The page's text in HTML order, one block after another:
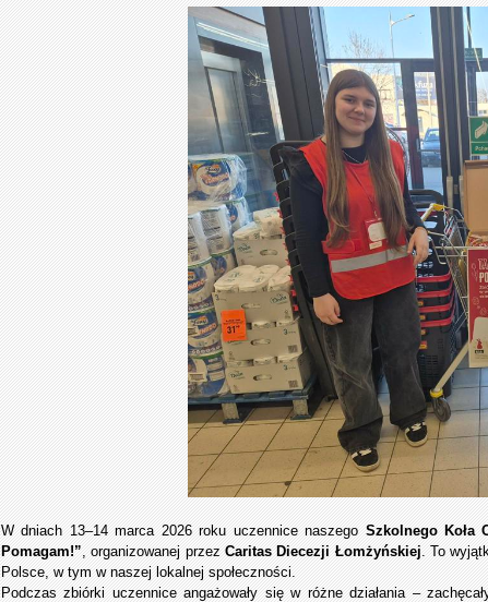
W dniach 13–14 marca 2026 roku uczennice naszego Szkolnego Koła
Pomagam!”, organizowanej przez Caritas Diecezji Łomżyńskiej. To
Polsce, w tym w naszej lokalnej społeczności.
Podczas zbiórki uczennice angażowały się w różne działania –